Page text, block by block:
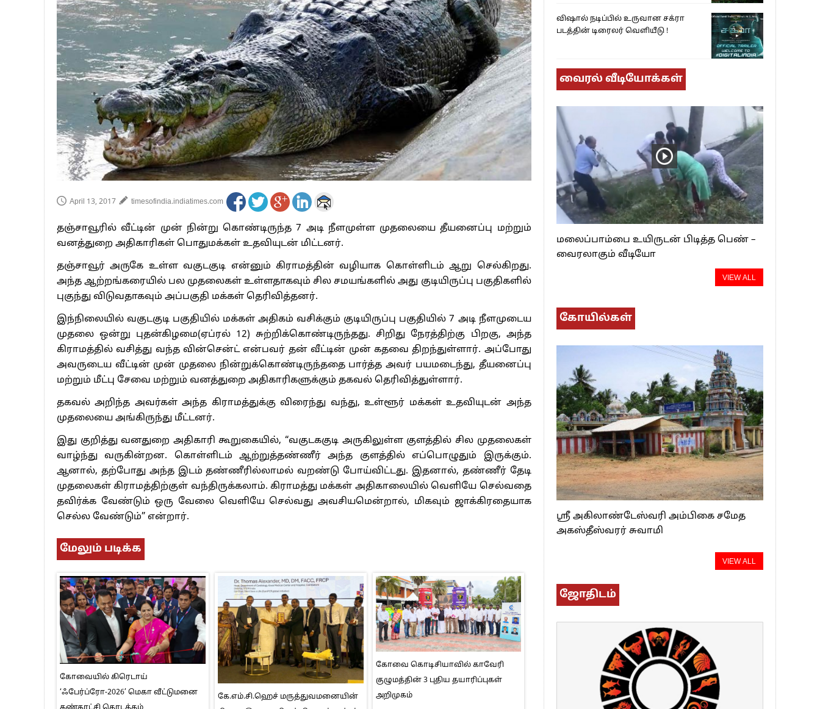
பாகிஸ்தானின் அணு ஆயுத மிரட்டலுக்கு அஞ்சமாட்டோம் – இந்தியா
மத்திய ஆசிரியர் தகுதித் தேர்வு: பட்டதாரிகள் அக்.16 வரை விண்ணப்பிக்கலாம்
தமிழக சட்டப்பேரவையில் காலியிடங்கள் 6 ஆக உயர்வு
April 13, 2017 timesofindia.indiatimes.com
தஞ்சாவூரில் வீட்டின் முன் நின்று கொண்டிருந்த 7 அடி நீளமுள்ள முதலையை தீயனைப்பு மற்றும்
வனத்துறை அதிகாரிகள் பொதுமக்கள் உதவியுடன் மிட்டனர்.
தஞ்சாவூர் அருகே உள்ள வகுடகுடி என்னும் கிராமத்தின் வழியாக கொள்ளிடம் ஆறு செல்கிறது.
அந்த ஆற்றங்கரையில் பல முதலைகள் உள்ளதாகவும் சில சமயங்களில் அது குடியிருப்பு பகுதிகளில்
புகுந்து விடுவதாகவும் அப்பகுதி மக்கள் தெரிவித்தனர்.
இந்நிலையில் வகுடகுடி பகுதியில் மக்கள் அதிகம் வசிக்கும் குடியிருப்பு பகுதியில் 7 அடி நீளமுடைய
முதலை ஒன்று புதன்கிழமை(ஏப்ரல் 12) சுற்றிக்கொண்டிருந்தது. சிறிது நேரத்திற்கு பிறகு, அந்த
கிராமத்தில் வசித்து வந்த வின்சென்ட் என்பவர் தன் வீட்டின் முன் கதவை திறந்துள்ளார். அப்போது
அவருடைய வீட்டின் முன் முதலை நின்றுக்கொண்டிருந்ததை பார்த்த அவர் பயமடைந்து, தீயனைப்பு
மற்றும் மீட்பு சேவை மற்றும் வனத்துறை அதிகாரிகளுக்கும் தகவல் தெரிவித்துள்ளார்.
தகவல் அறிந்த அவர்கள் அந்த கிராமத்துக்கு விரைந்து வந்து, உள்ளூர் மக்கள் உதவியுடன் அந்த
முதலையை அங்கிருந்து மீட்டனர்.
இது குறித்து வனதுறை அதிகாரி கூறுகையில், “வகுடககுடி அருகிலுள்ள குளத்தில் சில முதலைகள்
வாழ்ந்து வருகின்றன. கொள்ளிடம் ஆற்றுத்தண்ணீர் அந்த குளத்தில் எப்பொழுதும் இருக்கும்.
ஆனால், தற்போது அந்த இடம் தண்ணீரில்லாமல் வறண்டு போய்விட்டது. இதனால், தண்ணீர் தேடி
முதலைகள் கிராமத்திற்குள் வந்திருக்கலாம். கிராமத்து மக்கள் அதிகாலையில் வெளியே செல்வதை
தவிர்க்க வேண்டும் ஒரு வேலை வெளியே செல்வது அவசியமென்றால், மிகவும் ஜாக்கிரதையாக
செல்ல வேண்டும்” என்றார்.
மேலும் படிக்க
கோவையில் கிரெடாய்
‘ஃபேர்ப்ரோ-2026’ மெகா வீட்டுமனை
கே.எம்.சி.ஹெச் மருத்துவமனையின்
கோவை கொடிசியாவில் காவேரி
குழுமத்தின் 3 புதிய தயாரிப்புகள்
அறிமுகம்
விஷால் நடிப்பில் உருவான சக்ரா
படத்தின் டிரைலர் வெளியீடு !
வைரல் வீடியோக்கள்
மலைப்பாம்பை உயிருடன் பிடித்த பெண் –
வைரலாகும் வீடியோ
VIEW ALL
கோயில்கள்
ஸ்ரீ அகிலாண்டேஸ்வரி அம்பிகை சமேத
அகஸ்தீஸ்வரர் சுவாமி
VIEW ALL
ஜோதிடம்